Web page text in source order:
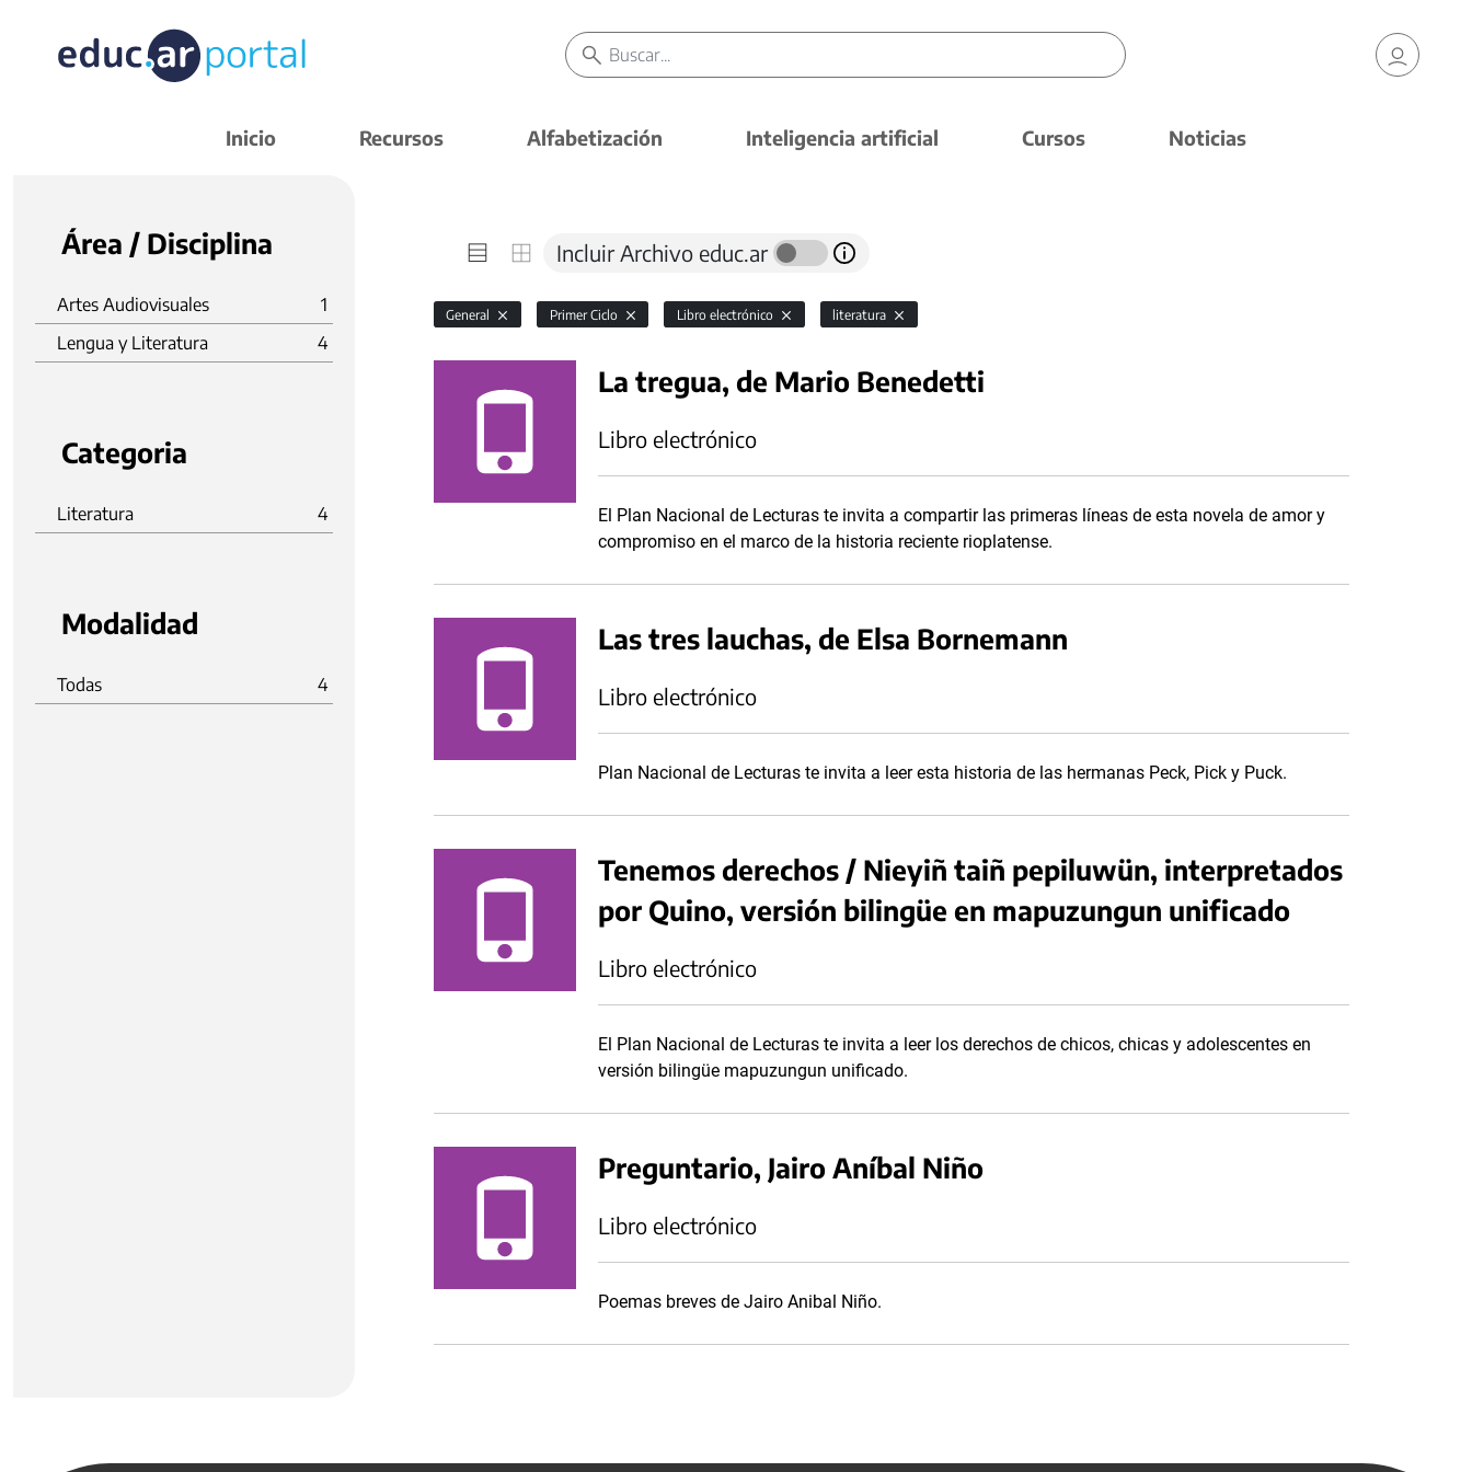
Inicio Recursos Alfabetización Inteligencia artificial Cursos Noticias
Área / Disciplina
Artes Audiovisuales
1
Lengua y Literatura
4
Categoria
Literatura 4
Modalidad
Todas 4
Incluir Archivo educ.ar
General Primer Ciclo Libro electrónico literatura
La tregua, de Mario Benedetti
Libro electrónico
El Plan Nacional de Lecturas te invita a compartir las primeras líneas de esta novela de amor y
compromiso en el marco de la historia reciente rioplatense.
Las tres lauchas, de Elsa Bornemann
Libro electrónico
Plan Nacional de Lecturas te invita a leer esta historia de las hermanas Peck, Pick y Puck.
Tenemos derechos / Nieyiñ taiñ pepiluwün, interpretados
por Quino, versión bilingüe en mapuzungun unificado
Libro electrónico
El Plan Nacional de Lecturas te invita a leer los derechos de chicos, chicas y adolescentes en
versión bilingüe mapuzungun unificado.
Preguntario, Jairo Aníbal Niño
Libro electrónico
Poemas breves de Jairo Anibal Niño.